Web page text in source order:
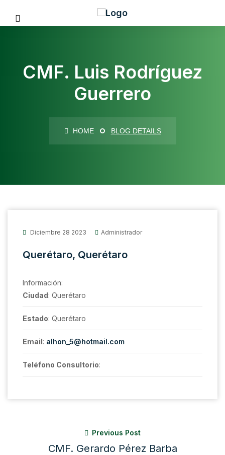
CMF. Luis Rodríguez
Guerrero
HOME BLOG DETAILS
Diciembre 28 2023 Administrador
Querétaro, Querétaro
Información:
Ciudad: Querétaro
Estado: Querétaro
Email: alhon_5@hotmail.com
Teléfono Consultorio:
Previous Post
CMF. Gerardo Pérez Barba